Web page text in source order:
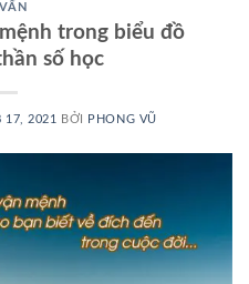
trong biểu đồ
số học
17, 2021 BỞI PHONG VŨ